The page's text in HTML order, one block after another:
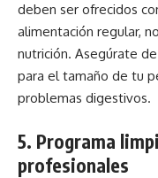
deben ser ofrecidos
alimentación regular,
nutrición. Asegúrate
para el tamaño de tu
problemas digestivos.
5. Programa
profesionales